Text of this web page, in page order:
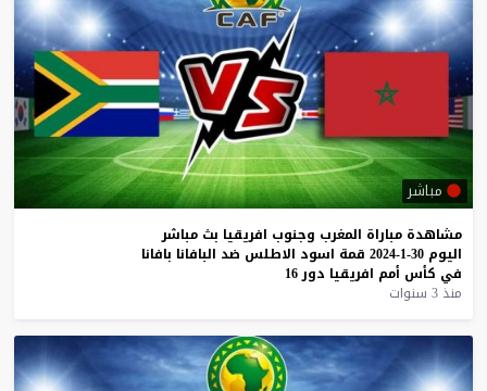
مباشر
مشاهدة مباراة المغرب وجنوب افريقيا بث مباشر
اليوم 30-1-2024 قمة اسود الاطلس ضد البافانا بافانا
في كأس أمم افريقيا دور16
منذ 3 سنوات